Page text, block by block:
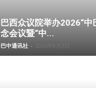
巴西众议院举办2026“中
念会议暨“中...
巴中通讯社 -